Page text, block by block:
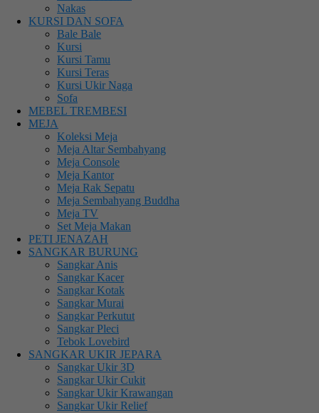
Nakas
KURSI DAN SOFA
Bale Bale
Kursi
Kursi Tamu
Kursi Teras
Kursi Ukir Naga
Sofa
MEBEL TREMBESI
MEJA
Koleksi Meja
Meja Altar Sembahyang
Meja Console
Meja Kantor
Meja Rak Sepatu
Meja Sembahyang Buddha
Meja TV
Set Meja Makan
PETI JENAZAH
SANGKAR BURUNG
Sangkar Anis
Sangkar Kacer
Sangkar Kotak
Sangkar Murai
Sangkar Perkutut
Sangkar Pleci
Tebok Lovebird
SANGKAR UKIR JEPARA
Sangkar Ukir 3D
Sangkar Ukir Cukit
Sangkar Ukir Krawangan
Sangkar Ukir Relief